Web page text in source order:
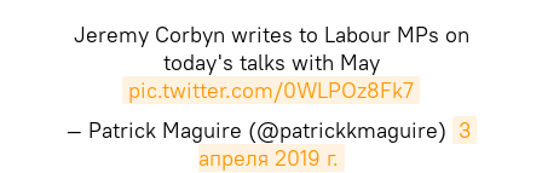
Jeremy Corbyn writes to Labour MPs on
today's talks with May
pic.twitter.com/0WLPOz8Fk7
— Patrick Maguire (@patrickkmaguire) 3
апреля 2019 г.